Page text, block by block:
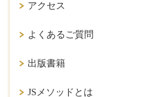
アクセス
よくあるご質問
出版書籍
JSメソッドとは